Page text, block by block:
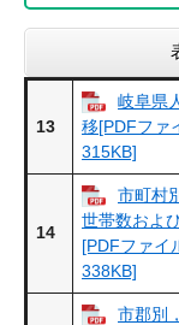
13
岐阜県
移[PDFファ
315KB]
14
市町村
世帯数およ
[PDFファイ
338KB]
市郡別